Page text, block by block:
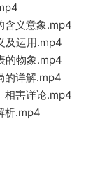
含义意象.mp4
及运用.mp4
的物象.mp4
的详解.mp4
相害详论.mp4
析.mp4